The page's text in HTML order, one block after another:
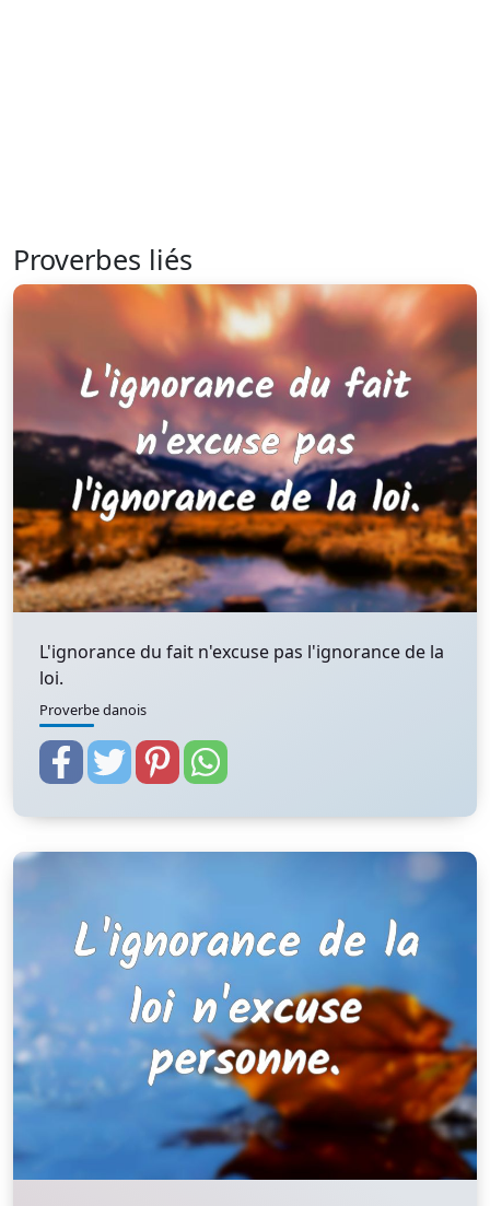
Proverbes liés
L'ignorance du fait n'excuse pas l'ignorance de la
loi.
Proverbe danois